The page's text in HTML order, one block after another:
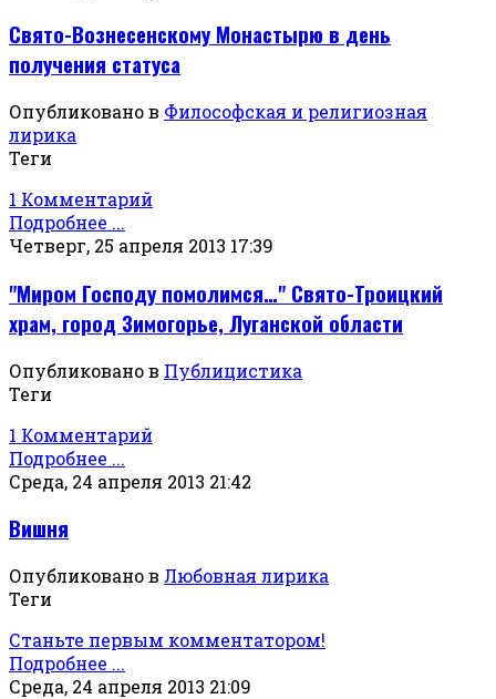
Свято-Вознесенскому Монастырю в день
получения статуса
Опубликовано в Философская и религиозная
лирика
Теги
1 Комментарий
Подробнее ...
Четверг, 25 апреля 2013 17:39
"Миром Господу помолимся…" Свято-Троицкий
храм, город Зимогорье, Луганской области
Опубликовано в Публицистика
Теги
1 Комментарий
Подробнее ...
Среда, 24 апреля 2013 21:42
Вишня
Опубликовано в Любовная лирика
Теги
Станьте первым комментатором!
Подробнее ...
Среда, 24 апреля 2013 21:09